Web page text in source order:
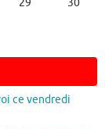
29
30
ce vendredi